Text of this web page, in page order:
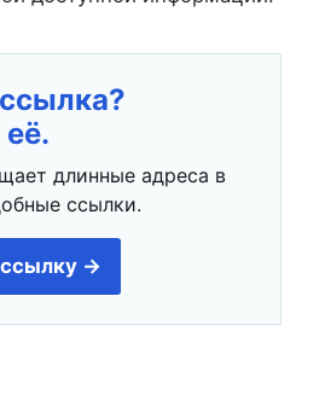
длинные адреса в
ссылки.
→